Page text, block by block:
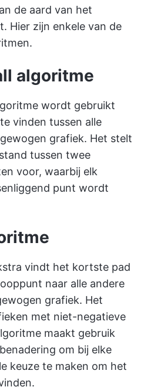
de aard van het
Hier zijn enkele van de
algoritme
wordt gebruikt
vinden tussen alle
grafiek. Het stelt
tussen twee
voor, waarbij elk
punt wordt
vindt het kortste pad
naar alle andere
grafiek. Het
met niet-negatieve
maakt gebruik
om bij elke
keuze te maken om het